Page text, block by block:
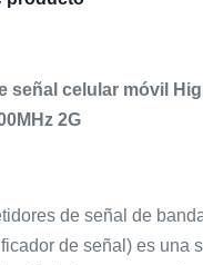
señal celular móvil
2G
de señal de
de señal) es una